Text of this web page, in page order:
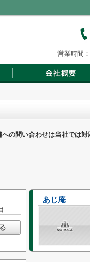
営業時間
の問い合わせは当社では対
あじ庵